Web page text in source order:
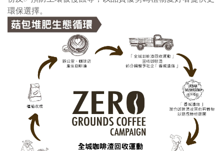
環保選擇。